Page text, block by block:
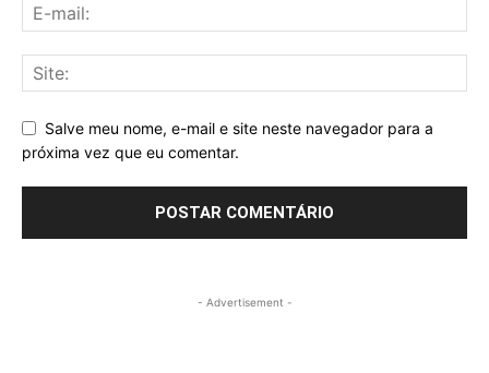
Salve meu nome, e-mail e site neste navegador para a
próxima vez que eu comentar.
- Advertisement -